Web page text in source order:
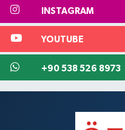
INSTAGRAM
YOUTUBE
+90 538 526 8973